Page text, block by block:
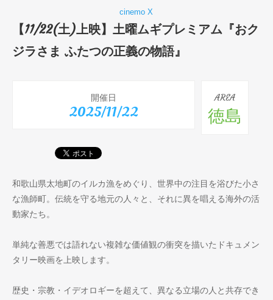
cinemo X
【11/22(土)上映】土曜ムギプレミアム『おク
ジラさま ふたつの正義の物語』
開催日
2025/11/22
AREA
徳島
和歌山県太地町のイルカ漁をめぐり、世界中の注目を浴びた小さ
な漁師町。伝統を守る地元の人々と、それに異を唱える海外の活
動家たち。
単純な善悪では語れない複雑な価値観の衝突を描いたドキュメン
タリー映画を上映します。
歴史・宗教・イデオロギーを超えて、異なる立場の人と共存でき